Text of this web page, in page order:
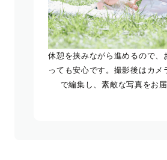
休憩を挟みながら進めるので、
っても安心です。撮影後はカメ
で編集し、素敵な写真をお届